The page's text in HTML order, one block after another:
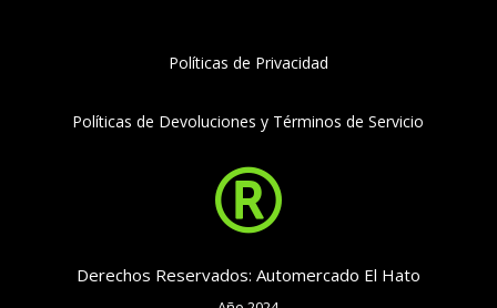
Políticas de Privacidad
Políticas de Devoluciones y Términos de Servicio

Derechos Reservados: Automercado El Hato